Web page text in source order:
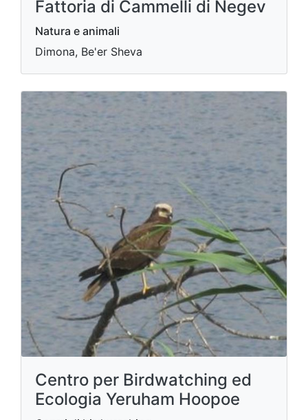
Fattoria di Cammelli di Negev
Natura e animali
Dimona, Be'er Sheva
Centro per Birdwatching ed
Ecologia Yeruham Hoopoe